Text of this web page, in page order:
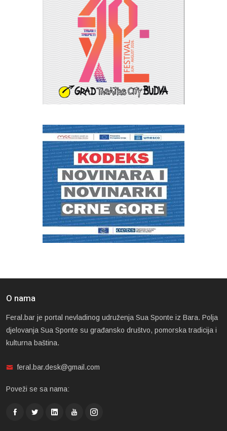
O nama
Feral.bar je portal nevladinog udruženja Sua Sponte iz Bara. Polja
djelovanja Sua Sponte su građansko društvo, pomorska tradicija i
kulturna baština.
feral.bar.desk@gmail.com
Poveži se sa nama: